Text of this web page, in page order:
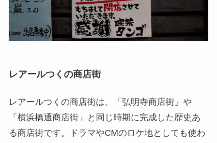
レアールつくの商店街
レアールつくの商店街は、「弘明寺商店街」や
「横浜橋通商店街」と同じ時期に完成した歴史あ
る商店街です。ドラマやCMのロケ地としても使わ